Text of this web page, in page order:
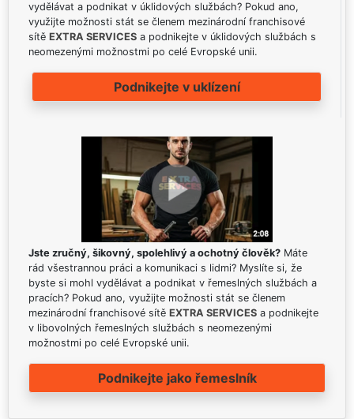
vydělávat a podnikat v úklidových službách? Pokud ano,
využijte možnosti stát se členem mezinárodní franchisové
sítě EXTRA SERVICES a podnikejte v úklidových službách s
neomezenými možnostmi po celé Evropské unii.
Podnikejte v uklízení
Jste zručný, šikovný, spolehlivý a ochotný člověk? Máte
rád všestrannou práci a komunikaci s lidmi? Myslíte si, že
byste si mohl vydělávat a podnikat v řemeslných službách a
pracích? Pokud ano, využijte možnosti stát se členem
mezinárodní franchisové sítě EXTRA SERVICES a podnikejte
v libovolných řemeslných službách s neomezenými
možnostmi po celé Evropské unii.
Podnikejte jako řemeslník